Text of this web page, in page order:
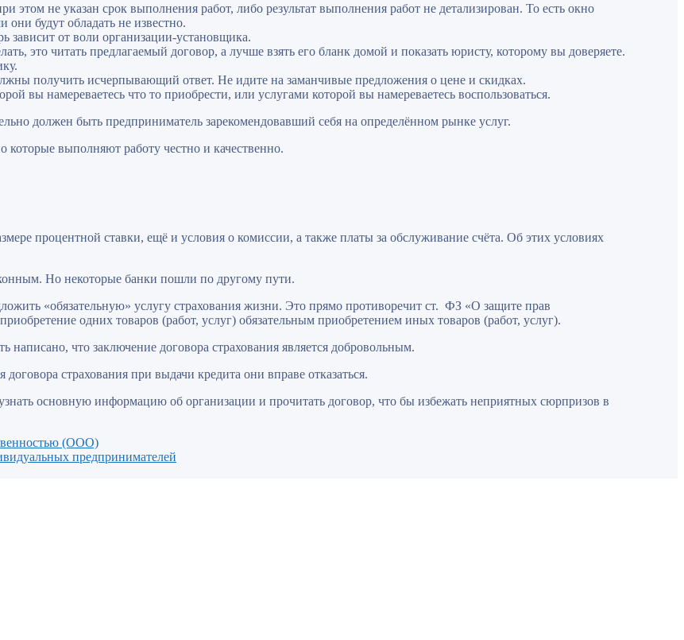
этом не указан срок выполнения работ, либо результат выполнения работ не детализирован. То есть окно
они будут обладать не известно.
зависит от воли организации-установщика.
это читать предлагаемый договор, а лучше взять его бланк домой и показать юристу, которому вы доверяете.
получить исчерпывающий ответ. Не идите на заманчивые предложения о цене и скидках.
вы намереваетесь что то приобрести, или услугами которой вы намереваетесь воспользоваться.
должен быть предприниматель зарекомендовавший себя на определённом рынке услуг.
выполняют работу честно и качественно.
процентной ставки, ещё и условия о комиссии, а также платы за обслуживание счёта. Об этих условиях
Но некоторые банки пошли по другому пути.
«обязательную» услугу страхования жизни. Это прямо противоречит ст. ФЗ «О защите прав
одних товаров (работ, услуг) обязательным приобретением иных товаров (работ, услуг).
что заключение договора страхования является добровольным.
страхования при выдачи кредита они вправе отказаться.
основную информацию об организации и прочитать договор, что бы избежать неприятных сюрпризов в
(ООО)
предпринимателей